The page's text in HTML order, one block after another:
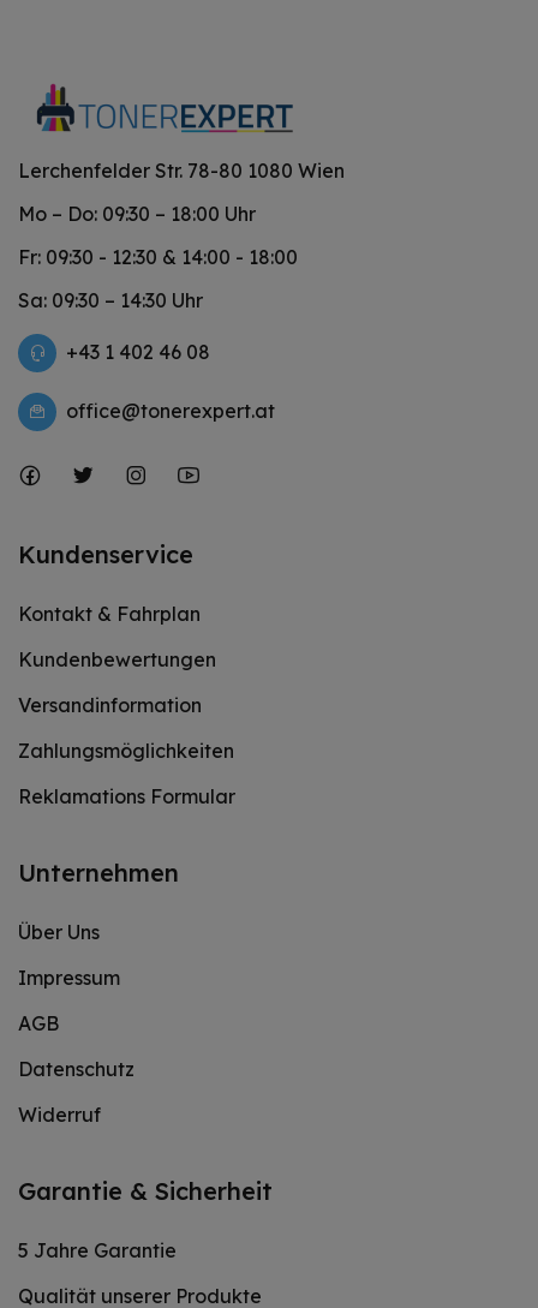
Lerchenfelder Str. 78-80 1080 Wien
Mo – Do: 09:30 – 18:00 Uhr
Fr: 09:30 - 12:30 & 14:00 - 18:00
Sa: 09:30 – 14:30 Uhr
+43 1 402 46 08
office@tonerexpert.at
Kundenservice
Kontakt & Fahrplan
Kundenbewertungen
Versandinformation
Zahlungsmöglichkeiten
Reklamations Formular
Unternehmen
Über Uns
Impressum
AGB
Datenschutz
Widerruf
Garantie & Sicherheit
5 Jahre Garantie
Qualität unserer Produkte